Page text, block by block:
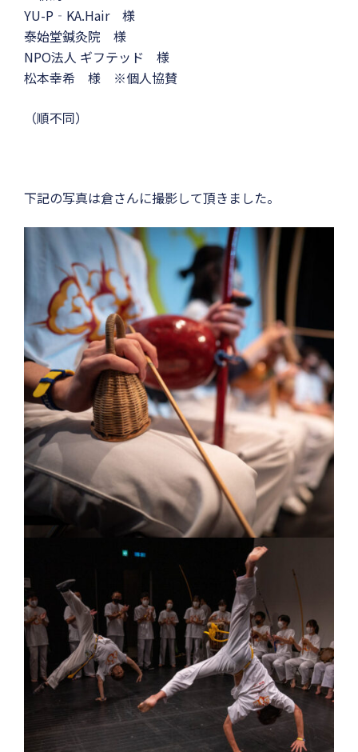
YU-P‐KA.Hair 様
泰始堂鍼灸院 様
NPO法人 ギフテッド 様
松本幸希 様 ※個人協賛
（順不同）
下記の写真は倉さんに撮影して頂きました。